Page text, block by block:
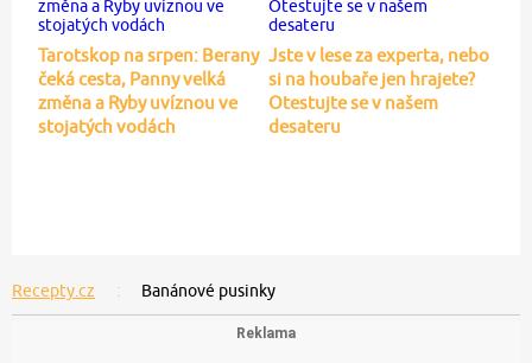
Tarotskop na srpen: Berany
čeká cesta, Panny velká
změna a Ryby uvíznou ve
stojatých vodách
Jste v lese za experta, nebo
si na houbaře jen hrajete?
Otestujte se v našem
desateru
Recepty.cz Banánové pusinky